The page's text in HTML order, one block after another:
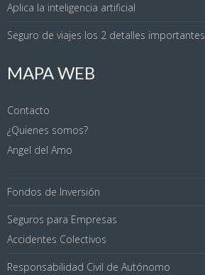
Aplica la inteligencia artificial
Seguro de viajes los 2 detalles importantes
MAPA WEB
Contacto
¿Quienes somos?
Angel del Amo
Fondos de Inversión
Seguros para Empresas
Accidentes Colectivos
Responsabilidad Civil de Autónomo